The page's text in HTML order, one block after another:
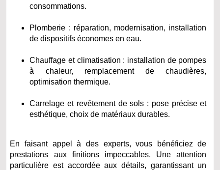
consommations.
Plomberie : réparation, modernisation, installation
de dispositifs économes en eau.
Chauffage et climatisation : installation de pompes
à chaleur, remplacement de chaudières,
optimisation thermique.
Carrelage et revêtement de sols : pose précise et
esthétique, choix de matériaux durables.
En faisant appel à des experts, vous bénéficiez de
prestations aux finitions impeccables. Une attention
particulière est accordée aux détails, garantissant un